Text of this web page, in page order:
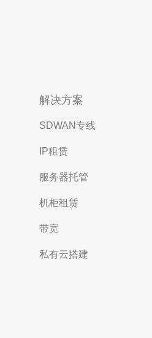
解决方案
SDWAN专线
IP租赁
服务器托管
机柜租赁
带宽
私有云搭建